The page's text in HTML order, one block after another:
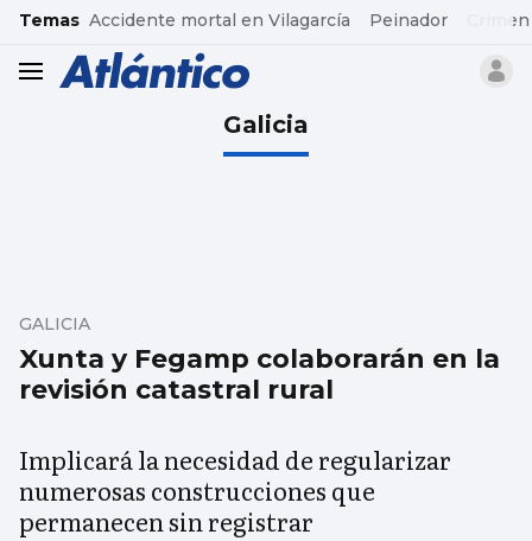
common.go-to-content
Temas Accidente mortal en Vilagarcía Peinador
header.menu.open
Galicia
Xunta y Fegamp colaborarán en la
revisión catastral rural
GALICIA
Implicará la necesidad de regularizar
numerosas construcciones que
permanecen sin registrar